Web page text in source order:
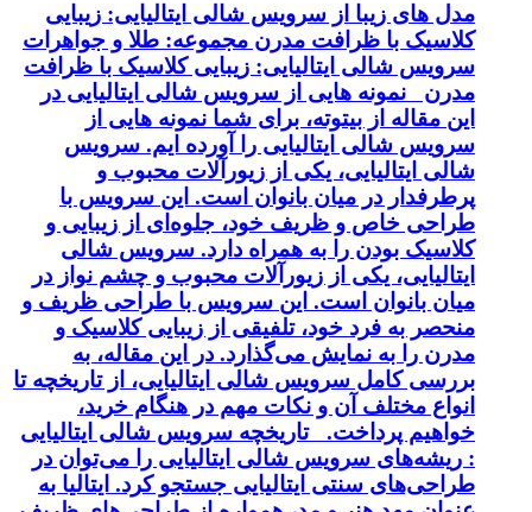
مدل های زیبا از سرویس شالی ایتالیایی: زیبایی
کلاسیک با ظرافت مدرن مجموعه: طلا و جواهرات
سرویس شالی ایتالیایی: زیبایی کلاسیک با ظرافت
مدرن نمونه هایی از سرویس شالی ایتالیایی در
این مقاله از بیتوته، برای شما نمونه هایی از
سرویس شالی ایتالیایی را آورده ایم. سرویس
شالی ایتالیایی، یکی از زیورآلات محبوب و
پرطرفدار در میان بانوان است. این سرویس با
طراحی خاص و ظریف خود، جلوه‌ای از زیبایی و
کلاسیک بودن را به همراه دارد. سرویس شالی
ایتالیایی، یکی از زیورآلات محبوب و چشم نواز در
میان بانوان است. این سرویس با طراحی ظریف و
منحصر به فرد خود، تلفیقی از زیبایی کلاسیک و
مدرن را به نمایش می‌گذارد. در این مقاله، به
بررسی کامل سرویس شالی ایتالیایی، از تاریخچه تا
انواع مختلف آن و نکات مهم در هنگام خرید،
خواهیم پرداخت. تاریخچه سرویس شالی ایتالیایی
: ریشه‌های سرویس شالی ایتالیایی را می‌توان در
طراحی‌های سنتی ایتالیایی جستجو کرد. ایتالیا به